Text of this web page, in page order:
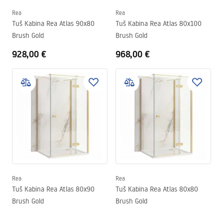
Rea
Tuš Kabina Rea Atlas 90x80
Brush Gold
928,00 €
Rea
Tuš Kabina Rea Atlas 80x100
Brush Gold
968,00 €
Rea
Tuš Kabina Rea Atlas 80x90
Brush Gold
Rea
Tuš Kabina Rea Atlas 80x80
Brush Gold